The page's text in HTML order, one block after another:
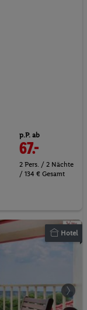
p.P. ab
67.-
2 Pers. / 2 Nächte
/ 134 € Gesamt
Hotel